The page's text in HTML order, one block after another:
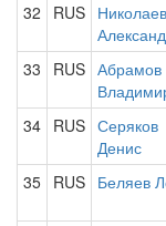
32 RUS
33 RUS Абрамов
34 RUS Серяков
Денис
35 RUS Беляев